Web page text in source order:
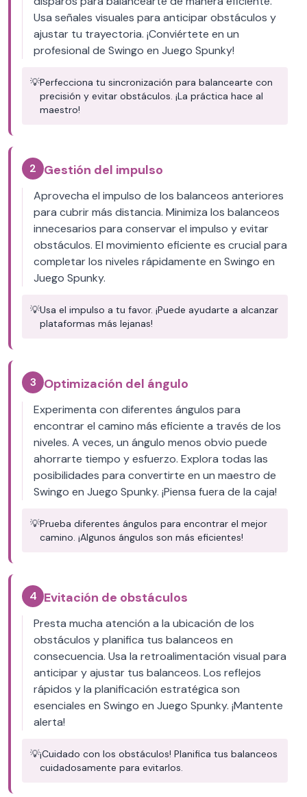
Usa señales visuales para anticipar obstáculos y
ajustar tu trayectoria. ¡Conviértete en un
profesional de Swingo en Juego Spunky!
💡Perfecciona tu sincronización para balancearte con
precisión y evitar obstáculos. ¡La práctica hace al
maestro!
2 Gestión del impulso
Aprovecha el impulso de los balanceos anteriores
para cubrir más distancia. Minimiza los balanceos
innecesarios para conservar el impulso y evitar
obstáculos. El movimiento eficiente es crucial para
completar los niveles rápidamente en Swingo en
Juego Spunky.
💡Usa el impulso a tu favor. ¡Puede ayudarte a alcanzar
plataformas más lejanas!
3 Optimización del ángulo
Experimenta con diferentes ángulos para
encontrar el camino más eficiente a través de los
niveles. A veces, un ángulo menos obvio puede
ahorrarte tiempo y esfuerzo. Explora todas las
posibilidades para convertirte en un maestro de
Swingo en Juego Spunky. ¡Piensa fuera de la caja!
💡Prueba diferentes ángulos para encontrar el mejor
camino. ¡Algunos ángulos son más eficientes!
4 Evitación de obstáculos
Presta mucha atención a la ubicación de los
obstáculos y planifica tus balanceos en
consecuencia. Usa la retroalimentación visual para
anticipar y ajustar tus balanceos. Los reflejos
rápidos y la planificación estratégica son
esenciales en Swingo en Juego Spunky. ¡Mantente
alerta!
💡¡Cuidado con los obstáculos! Planifica tus balanceos
cuidadosamente para evitarlos.